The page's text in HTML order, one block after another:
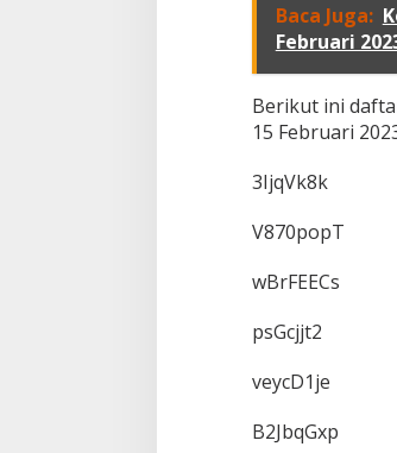
Baca Juga:
Februari
Berikut ini
15 Februari
3IjqVk8k
V870popT
wBrFEECs
psGcjjt2
veycD1je
B2JbqGxp